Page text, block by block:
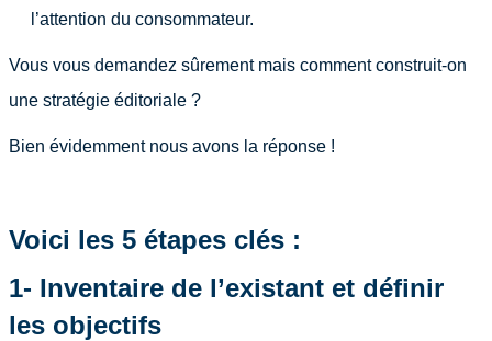
l’attention du consommateur.
Vous vous demandez sûrement mais comment construit-on
une stratégie éditoriale ?
Bien évidemment nous avons la réponse !
Voici les 5 étapes clés :
1- Inventaire de l’existant et définir
les objectifs